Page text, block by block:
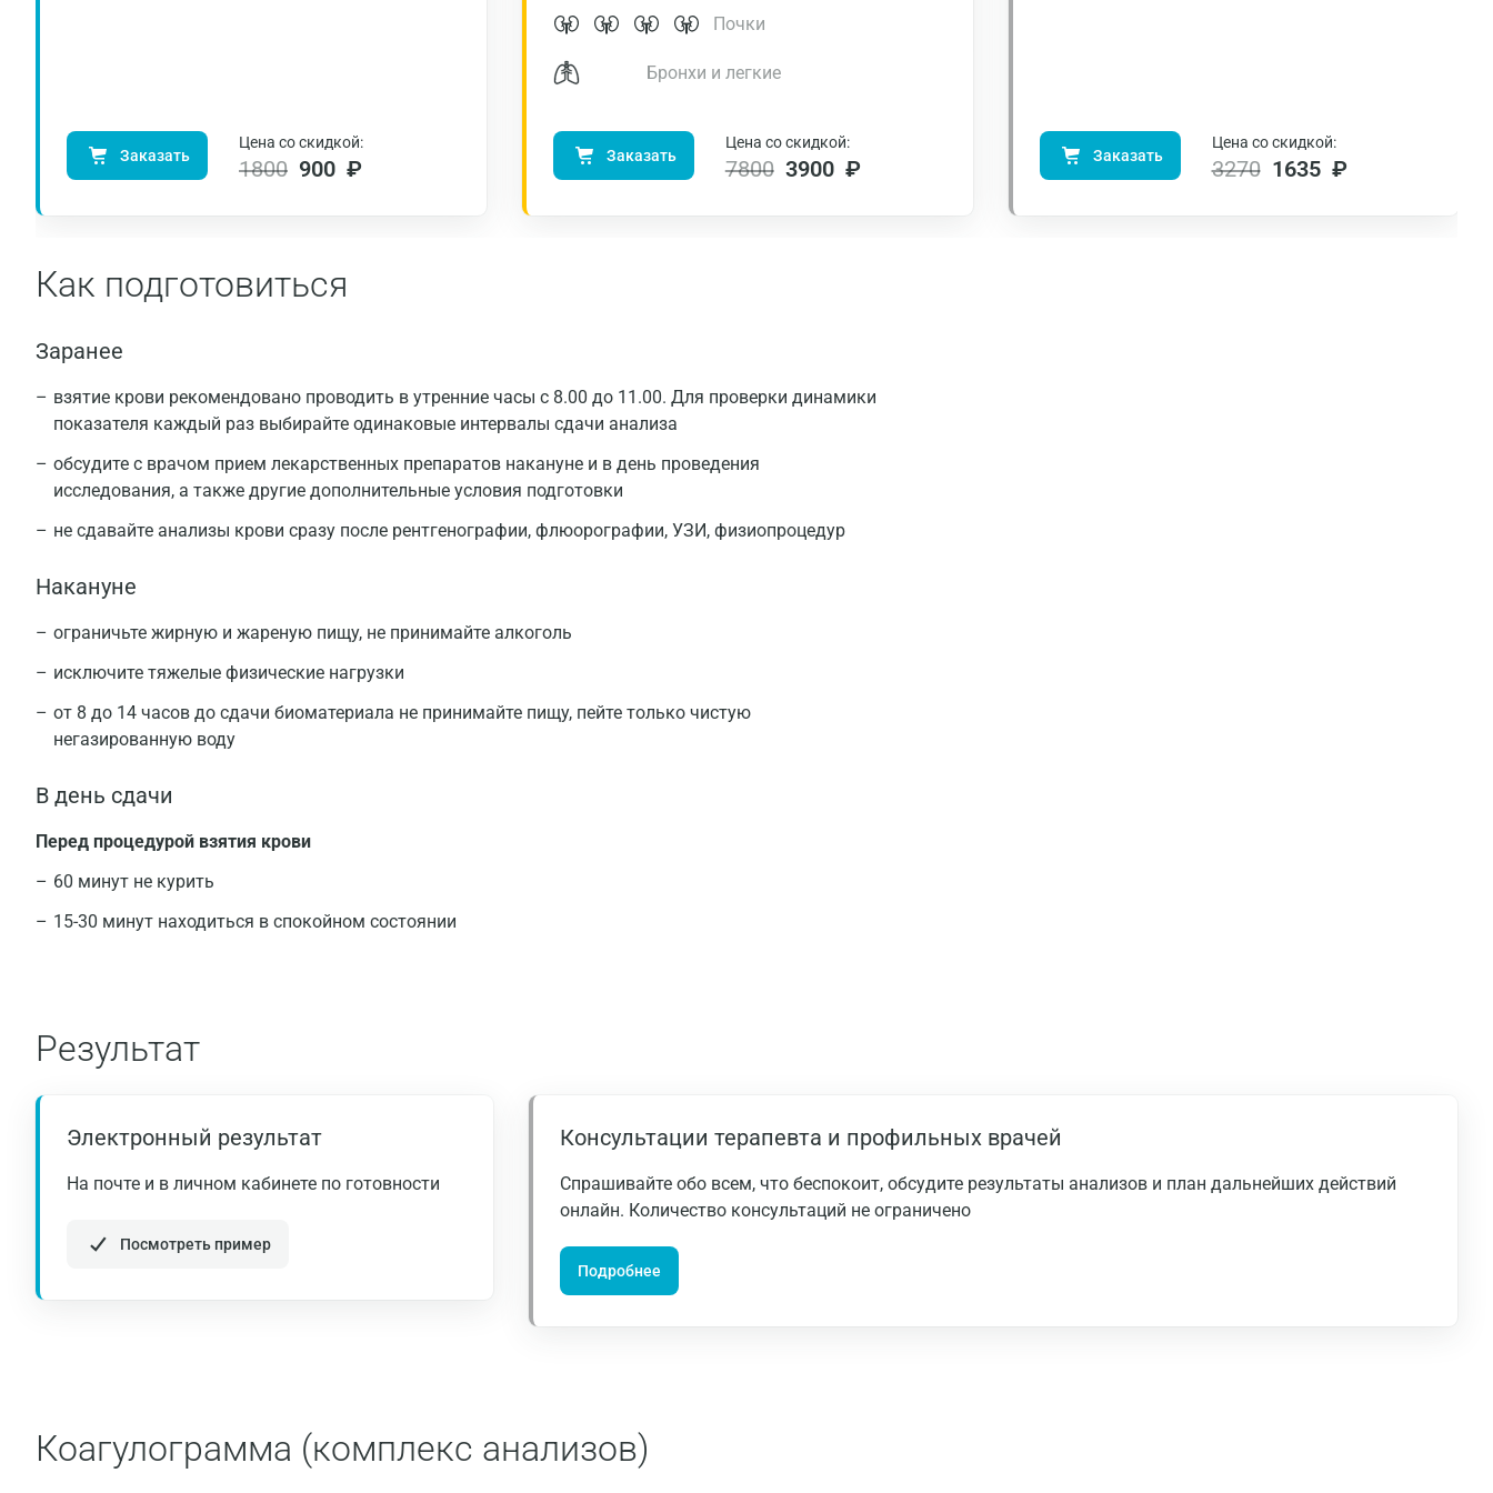
Заказать
Цена со скидкой:
1800 900 ₽
Почки
Бронхи и легкие
Заказать
Цена со скидкой:
7800 3900 ₽ Заказать
Цена со скидкой:
3270 1635 ₽
Как подготовиться
Заранее
взятие крови рекомендовано проводить в утренние часы с 8.00 до 11.00. Для проверки динамики
показателя каждый раз выбирайте одинаковые интервалы сдачи анализа
обсудите с врачом прием лекарственных препаратов накануне и в день проведения
исследования, а также другие дополнительные условия подготовки
не сдавайте анализы крови сразу после рентгенографии, флюорографии, УЗИ, физиопроцедур
Накануне
ограничьте жирную и жареную пищу, не принимайте алкоголь
исключите тяжелые физические нагрузки
от 8 до 14 часов до сдачи биоматериала не принимайте пищу, пейте только чистую
негазированную воду
В день сдачи
Перед процедурой взятия крови
60 минут не курить
15-30 минут находиться в спокойном состоянии
Результат
Электронный результат
На почте и в личном кабинете по готовности
Посмотреть пример
Консультации терапевта и профильных врачей
Спрашивайте обо всем, что беспокоит, обсудите результаты анализов и план дальнейших действий
онлайн. Количество консультаций не ограничено
Подробнее
Коагулограмма (комплекс анализов)
Нижний Новгород
Казань
Апрелевка
Армавир
Великий Новгород
Владимир
Волгоград
Всеволожск
Жуковский
Звенигород
Иваново
Йошкар-Ола